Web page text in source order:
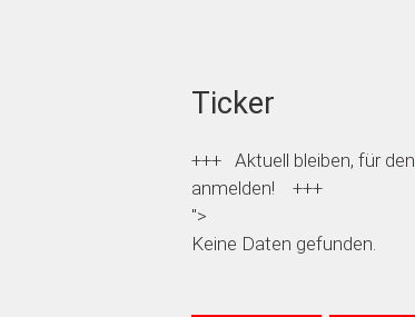
Ticker
+++ Aktuell bleiben, für den
anmelden! +++
">
Keine Daten gefunden.